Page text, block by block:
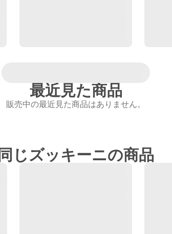
最近見た商品
販売中の最近見た商品はありません。
同じズッキーニの商品